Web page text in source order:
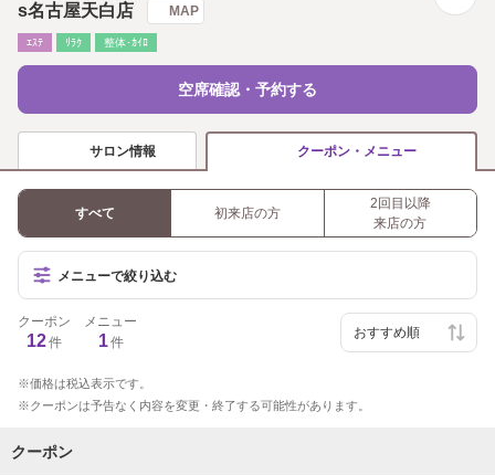
s名古屋天白店
MAP
ｴｽﾃ ﾘﾗｸ 整体･ｶｲﾛ
空席確認・予約する
サロン情報 クーポン・メニュー
すべて 初来店の方
2回目以降
来店の方
メニューで絞り込む
クーポン
12件
メニュー
1件
価格は税込表示です。
クーポンは予告なく内容を変更・終了する可能性があります。
クーポン